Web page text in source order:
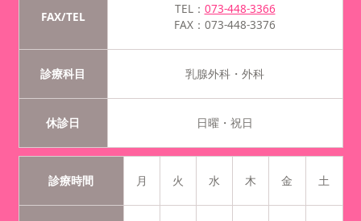
FAX/TEL
TEL： 073-448-3366
FAX：073-448-3376
診療科目 乳腺外科・外科
休診日 日曜・祝日
診療時間 月 火 水 木 金 土